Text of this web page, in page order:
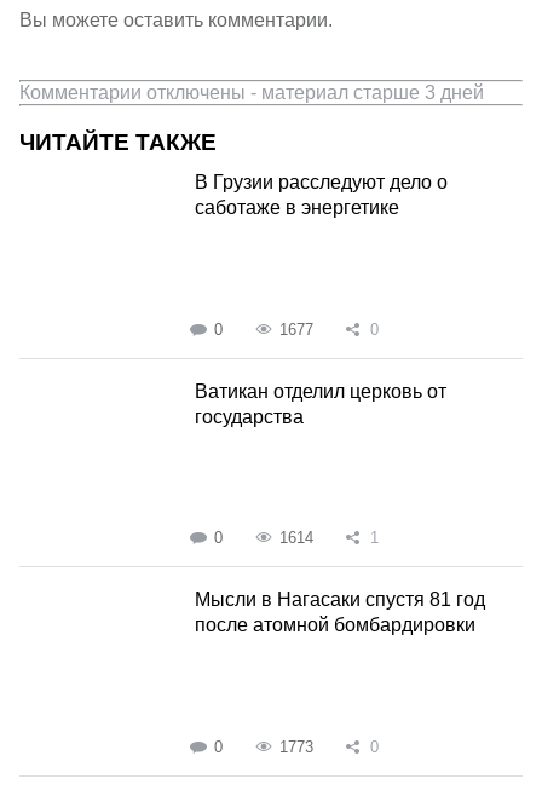
Вы можете оставить комментарии.
Комментарии отключены - материал старше 3 дней
ЧИТАЙТЕ ТАКЖЕ
В Грузии расследуют дело о
саботаже в энергетике
0 1677 0
Ватикан отделил церковь от
государства
0 1614 1
Мысли в Нагасаки спустя 81 год
после атомной бомбардировки
0 1773 0